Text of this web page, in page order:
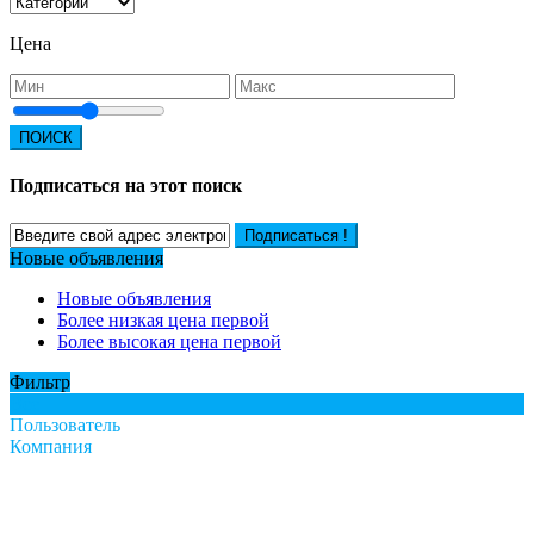
Цена
ПОИСК
Подписаться на этот поиск
Подписаться !
Новые объявления
Новые объявления
Более низкая цена первой
Более высокая цена первой
Фильтр
Пользователь
Компания